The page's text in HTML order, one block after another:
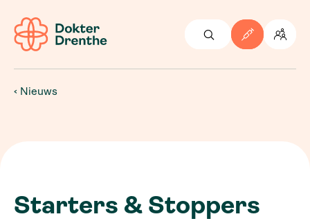
Nieuws
Starters & Stoppers